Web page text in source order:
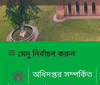
মেনু নির্বাচন করুন
অধিদপ্তর সম্পর্কিত